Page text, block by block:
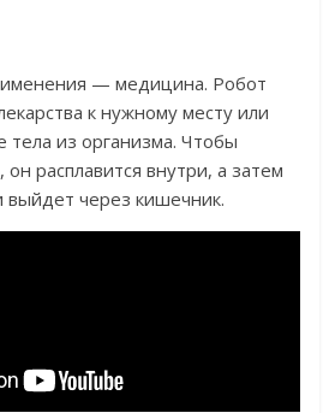
— медицина. Робот
к нужному месту или
из организма. Чтобы
расплавится внутри, а затем
выйдет через кишечник.